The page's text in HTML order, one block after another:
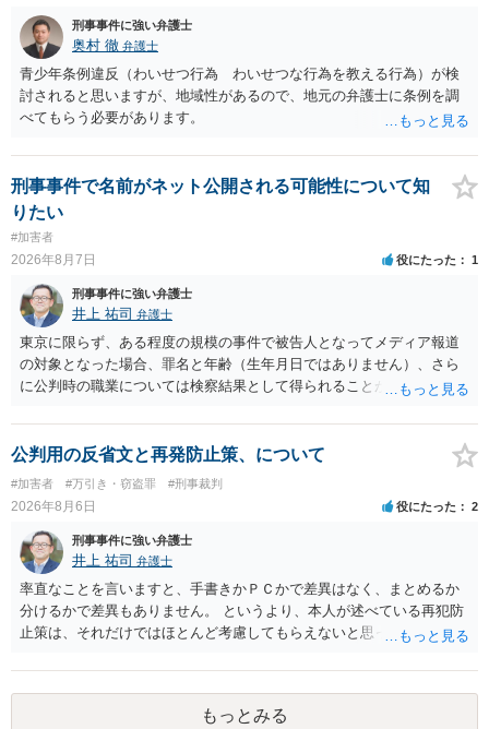
査の対象になることはありません。 警察から連絡がくることもないで
しょう。 【質問２】 見せようと思っていないことは，服を着たりする
行為から明らかです。したがいまして，注意を受けることさえありま
せん。まして，刑罰として罰せられることもありません。 【質問３】
以上のように犯罪の嫌疑が否定されますから，逮捕勾留される可能性
が成立することが前提ですので，不起訴とする理由としても前提を欠
いています。不起訴にするにしても，不起訴の可能性はありません。
あえて不起訴の理由を挙げるなら，「嫌疑不十分」か「嫌疑なし」で
す。
刑事事件に強い弁護士
奥村 徹 弁護士
青少年条例違反（わいせつ行為 わいせつな行為を教える行為）が検
討されると思いますが、地域性があるので、地元の弁護士に条例を調
べてもらう必要があります。
刑事事件で名前がネット公開される可能性について知
りたい
#加害者
2026年8月7日 役にたった 1
刑事事件に強い弁護士
井上 祐司 弁護士
東京に限らず、ある程度の規模の事件で被告人となってメディア報道
の対象となった場合、罪名と年齢（生年月日ではありません）、さら
に公判時の職業については検察結果として得られることが通常です。
公判用の反省文と再発防止策、について
#加害者 #万引き・窃盗罪 #刑事裁判
2026年8月6日 役にたった 2
刑事事件に強い弁護士
井上 祐司 弁護士
率直なことを言いますと、手書きかＰＣかで差異はなく、まとめるか
分けるかで差異もありません。 というより、本人が述べている再犯防
止策は、それだけではほとんど考慮してもらえないと思った方が良い
やカウンセリング・治療の内容 ・利用している再犯防止策（例えば保
護観察所と連携した職業支援の内容や具体的な就労・監督状況） ・監
督者の証言 など、証拠で担保された客観性と実現可能性があるもので
もっとみる